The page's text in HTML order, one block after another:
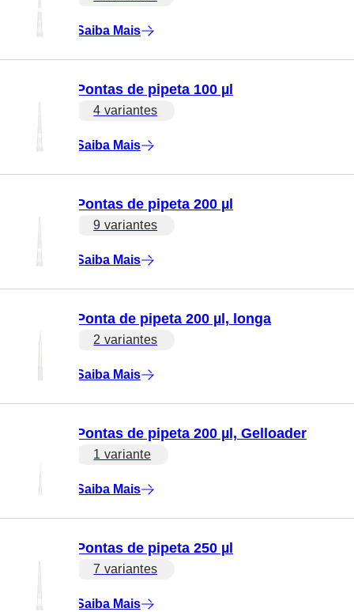
Saiba Mais
Pontas de pipeta 100 µl
4 variantes
Saiba Mais
Pontas de pipeta 200 µl
9 variantes
Saiba Mais
Ponta de pipeta 200 µl, longa
2 variantes
Saiba Mais
Pontas de pipeta 200 µl, Gelloader
1 variante
Saiba Mais
Pontas de pipeta 250 µl
7 variantes
Saiba Mais